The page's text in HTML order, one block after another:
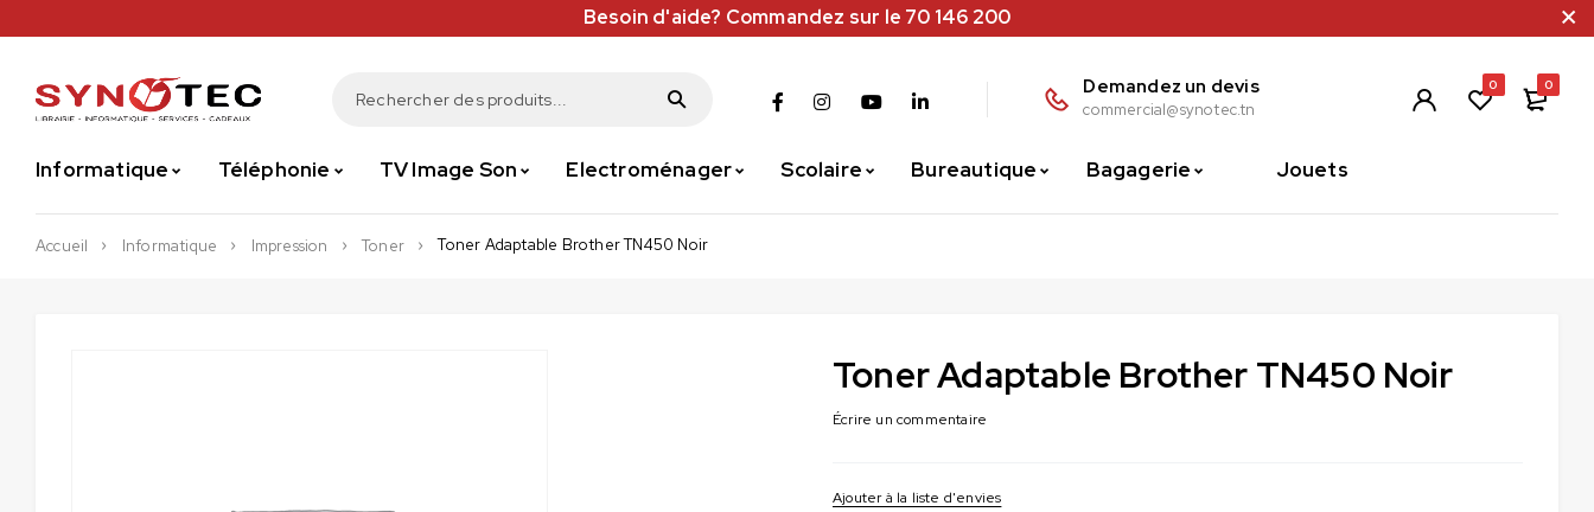
Besoin d'aide? Commandez sur le 70 146 200
Demandez un devis
commercial@synotec.tn
0 0
Informatique Téléphonie TV Image Son Electroménager Scolaire Bureautique Bagagerie Jouets
Accueil Informatique Impression Toner Toner Adaptable Brother TN450 Noir
Toner Adaptable Brother TN450 Noir
Écrire un commentaire